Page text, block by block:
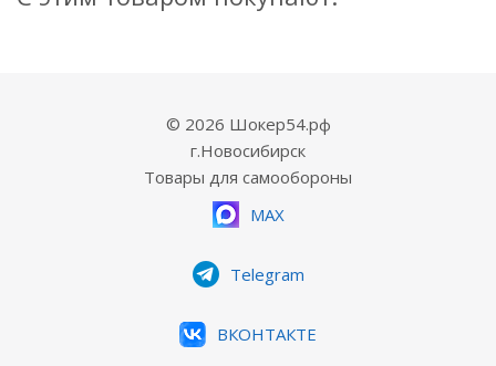
© 2026 Шокер54.рф
г.Новосибирск
Товары для самообороны
MAX
Telegram
ВКОНТАКТЕ